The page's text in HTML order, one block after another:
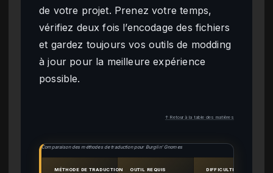
de votre projet. Prenez votre temps,
vérifiez deux fois l’encodage des fichiers
et gardez toujours vos outils de modding
à jour pour la meilleure expérience
possible.
↑ Retour à la table des matières
Comparaison des méthodes de traduction pour Burglin’ Gnomes
MÉTHODE DE TRADUCTION OUTIL REQUIS DIFFICULTÉ